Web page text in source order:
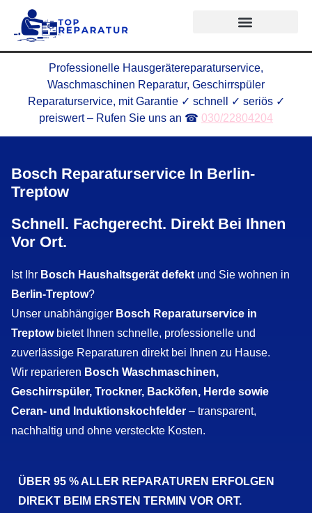
Professionelle Hausgerätereparaturservice,
Waschmaschinen Reparatur, Geschirrspüler
Reparaturservice, mit Garantie ✓ schnell ✓ seriös ✓
preiswert – Rufen Sie uns an ☎ 030/22804204
Bosch Reparaturservice In Berlin-
Treptow
Schnell. Fachgerecht. Direkt Bei Ihnen
Vor Ort.
Ist Ihr Bosch Haushaltsgerät defektund Sie wohnen in
Berlin-Treptow?
Unser unabhängiger Bosch Reparaturservice in
Treptowbietet Ihnen schnelle, professionelle und
zuverlässige Reparaturen direkt bei Ihnen zu Hause.
Wir reparieren Bosch Waschmaschinen,
Geschirrspüler, Trockner, Backöfen, Herde sowie
Ceran- und Induktionskochfelder – transparent,
nachhaltig und ohne versteckte Kosten.
ÜBER 95 % ALLER REPARATUREN ERFOLGEN
DIREKT BEIM ERSTEN TERMIN VOR ORT.